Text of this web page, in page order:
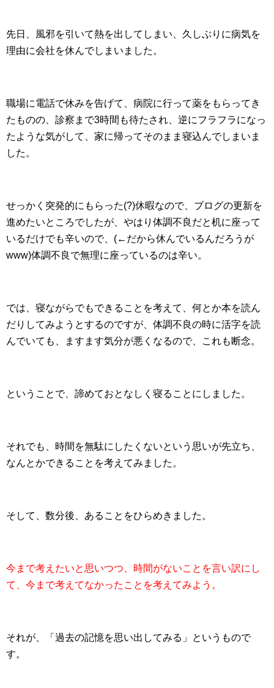
先日、風邪を引いて熱を出してしまい、久しぶりに病気を
理由に会社を休んでしまいました。
職場に電話で休みを告げて、病院に行って薬をもらってき
たものの、診察まで3時間も待たされ、逆にフラフラになっ
たような気がして、家に帰ってそのまま寝込んでしまいま
した。
せっかく突発的にもらった(?)休暇なので、ブログの更新を
進めたいところでしたが、やはり体調不良だと机に座って
いるだけでも辛いので、(←だから休んでいるんだろうが
www)体調不良で無理に座っているのは辛い。
では、寝ながらでもできることを考えて、何とか本を読ん
だりしてみようとするのですが、体調不良の時に活字を読
んでいても、ますます気分が悪くなるので、これも断念。
ということで、諦めておとなしく寝ることにしました。
それでも、時間を無駄にしたくないという思いが先立ち、
なんとかできることを考えてみました。
そして、数分後、あることをひらめきました。
今まで考えたいと思いつつ、時間がないことを言い訳にし
て、今まで考えてなかったことを考えてみよう。
それが、「過去の記憶を思い出してみる」というもので
す。